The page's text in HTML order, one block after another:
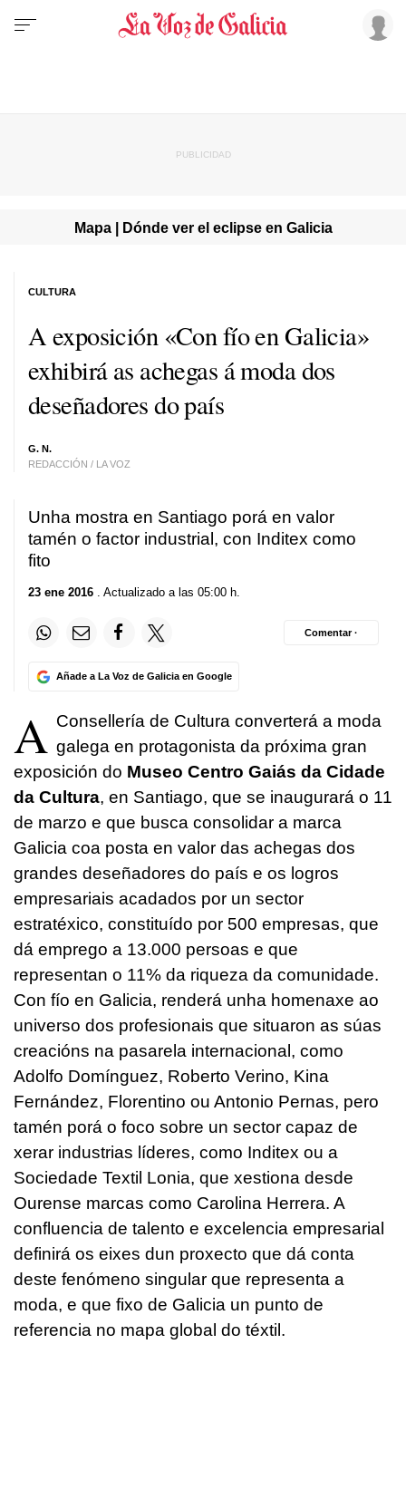
Mapa | Dónde ver el eclipse en Galicia
A exposición «Con fío en Galicia»
exhibirá as achegas á moda dos
deseñadores do país
G. N.
REDACCIÓN / LA VOZ
CULTURA
Unha mostra en Santiago porá en valor
tamén o factor industrial, con Inditex como
fito
23 ene 2016 . Actualizado a las 05:00 h.
Añade a La Voz de Galicia en Google
Comentar ·
A Consellería de Cultura converterá a moda
galega en protagonista da próxima gran
exposición do Museo Centro Gaiás da Cidade
da Cultura, en Santiago, que se inaugurará o 11
de marzo e que busca consolidar a marca
Galicia coa posta en valor das achegas dos
grandes deseñadores do país e os logros
empresariais acadados por un sector
estratéxico, constituído por 500 empresas, que
dá emprego a 13.000 persoas e que
representan o 11% da riqueza da comunidade.
Con fío en Galicia, renderá unha homenaxe ao
universo dos profesionais que situaron as súas
creacións na pasarela internacional, como
Adolfo Domínguez, Roberto Verino, Kina
Fernández, Florentino ou Antonio Pernas, pero
tamén porá o foco sobre un sector capaz de
xerar industrias líderes, como Inditex ou a
Sociedade Textil Lonia, que xestiona desde
Ourense marcas como Carolina Herrera. A
confluencia de talento e excelencia empresarial
definirá os eixes dun proxecto que dá conta
deste fenómeno singular que representa a
moda, e que fixo de Galicia un punto de
referencia no mapa global do téxtil.